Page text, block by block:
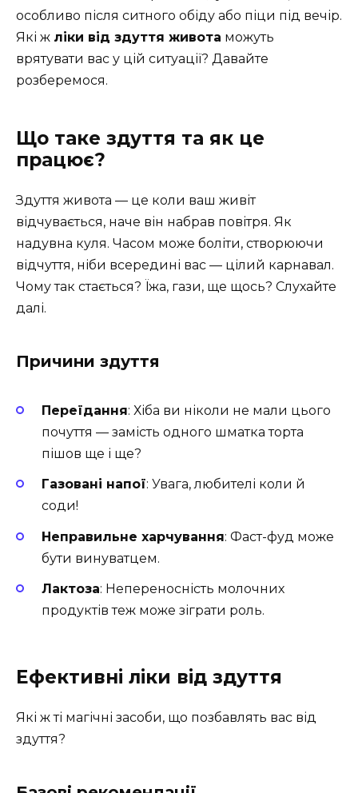
особливо після ситного обіду або піци під вечір.
Які ж ліки від здуття живота можуть
врятувати вас у цій ситуації? Давайте
розберемося.
Що таке здуття та як це
працює?
Здуття живота — це коли ваш живіт
відчувається, наче він набрав повітря. Як
надувна куля. Часом може боліти, створюючи
відчуття, ніби всередині вас — цілий карнавал.
Чому так стається? Їжа, гази, ще щось? Слухайте
далі.
Причини здуття
Переїдання: Хіба ви ніколи не мали цього
почуття — замість одного шматка торта
пішов ще і ще?
Газовані напої: Увага, любителі коли й
соди!
Неправильне харчування: Фаст-фуд може
бути винуватцем.
Лактоза: Непереносність молочних
продуктів теж може зіграти роль.
Ефективні ліки від здуття
Які ж ті магічні засоби, що позбавлять вас від
здуття?